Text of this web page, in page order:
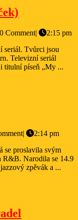
Šebestová
0 Comment|
2:15 pm
Televizní seriál
titulní píseň „My ...
|
2:14 pm
R&B. Narodila se 14.9
zpěvák a ...